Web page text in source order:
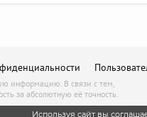
Используя сайт вы
информацию. В связи с тем,
за абсолютную её точность.